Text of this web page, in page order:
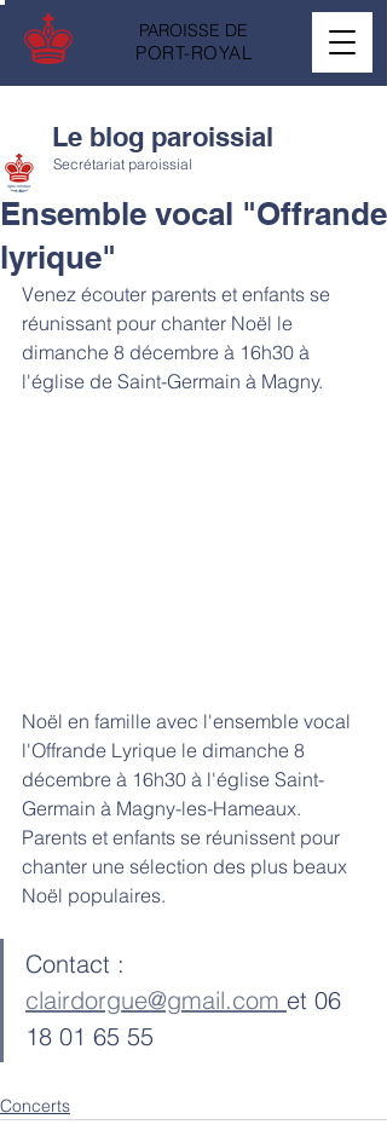
PAROISSE DE
PORT-ROYAL
Ensemble vocal "Offrande
lyrique"
Secrétariat paroissial
Venez écouter parents et enfants se
réunissant pour chanter Noël le
dimanche 8 décembre à 16h30 à
l'église de Saint-Germain à Magny.
Noël en famille avec l'ensemble vocal
l'Offrande Lyrique le dimanche 8
décembre à 16h30 à l'église Saint-
Germain à Magny-les-Hameaux.
Parents et enfants se réunissent pour
chanter une sélection des plus beaux
Noël populaires.
Contact :
clairdorgue@gmail.com et 06
18 01 65 55
Concerts
Le blog paroissial